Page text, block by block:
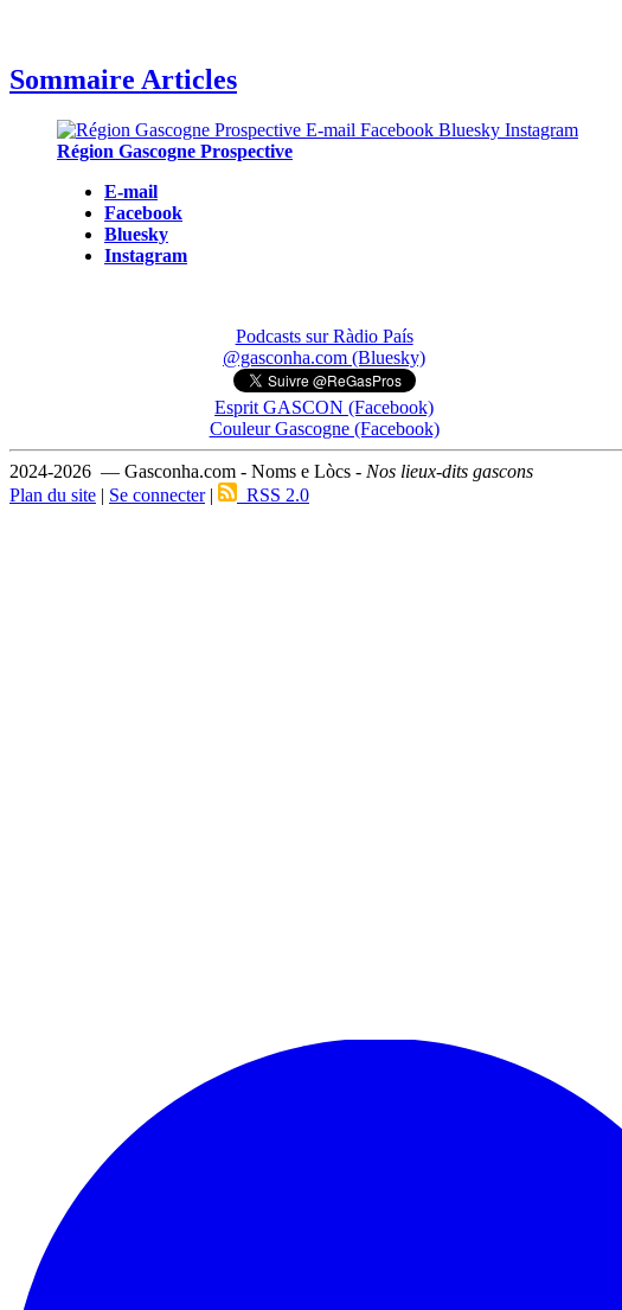
Sommaire Articles
Région Gascogne Prospective
E-mail
Facebook
Bluesky
Instagram
Podcasts sur Ràdio País
@gasconha.com (Bluesky)
Esprit GASCON (Facebook)
Couleur Gascogne (Facebook)
2024-2026 — Gasconha.com - Noms e Lòcs - Nos lieux-dits gascons
Plan du site | Se connecter| RSS 2.0